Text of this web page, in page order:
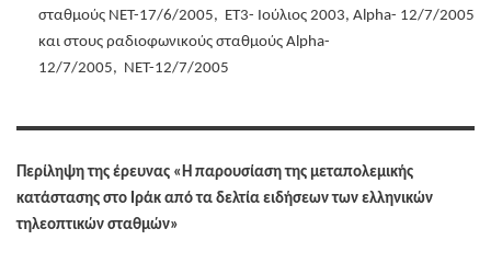
σταθμούς ΝΕΤ-17/6/2005, ΕΤ3- Ιούλιος 2003, Alpha- 12/7/2005
και στους ραδιοφωνικούς σταθμούς Alpha-
12/7/2005, ΝΕΤ-12/7/2005
Περίληψη της έρευνας «Η παρουσίαση της μεταπολεμικής
κατάστασης στο Ιράκ από τα δελτία ειδήσεων των ελληνικών
τηλεοπτικών σταθμών»